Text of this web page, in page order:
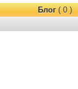
Блог( 0 )